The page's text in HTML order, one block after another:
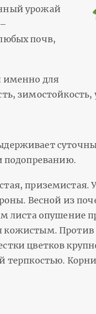
урожай
почв,
именно для
зимостойкость,
подопреванию.
приземистая.
Весной из
листа опушение
кожистым. Против
цветков
терпкостью.